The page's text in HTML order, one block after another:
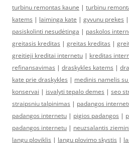
turbinu remontas kaune | turbinu
katems | laiminga kate | gyvunu prekes |
pasiskolinti nesudėtinga | paskolos
greitasis kreditas | greitas kreditas |
greitieji kreditai internetu | kreditas
refinansavimas | draskykles katems |
kate prie draskykles | medinis namelis
konservai | isvalyti tepalo demes | seo
straipsniu talpinimas | padangos
padangos internetu | pigios padangos |
padangos internetu | neuzsalantis
langu ploviklis | langu plovimo skystis |